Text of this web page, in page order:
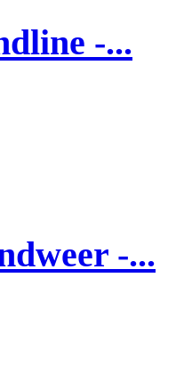
-...
-...